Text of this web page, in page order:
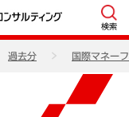
検索
過去分 国際マネー